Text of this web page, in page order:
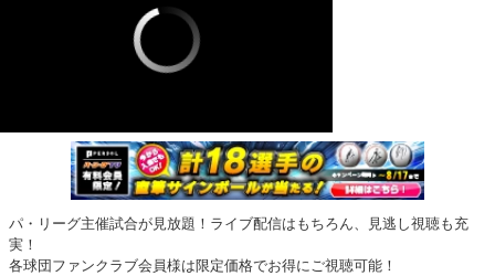
パ・リーグ主催試合が見放題！ライブ配信はもちろん、見逃し視聴も充
実！
各球団ファンクラブ会員様は限定価格でお得にご視聴可能！